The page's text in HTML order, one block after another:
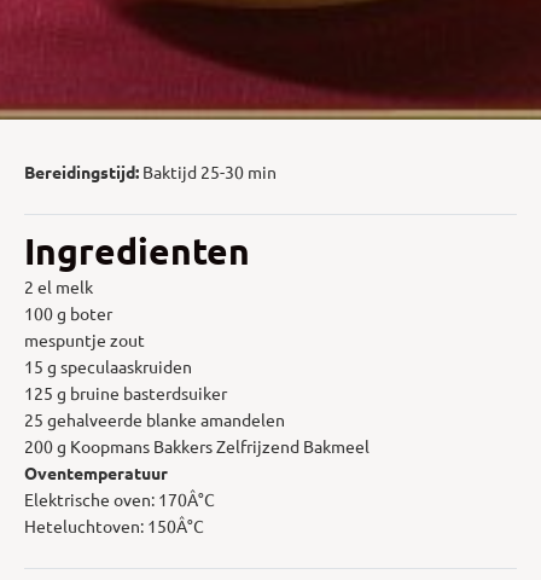
Bereidingstijd: Baktijd 25-30 min
Ingredienten
2 el melk
100 g boter
mespuntje zout
15 g speculaaskruiden
125 g bruine basterdsuiker
25 gehalveerde blanke amandelen
200 g Koopmans Bakkers Zelfrijzend Bakmeel
Oventemperatuur
Elektrische oven: 170Â°C
Heteluchtoven: 150Â°C